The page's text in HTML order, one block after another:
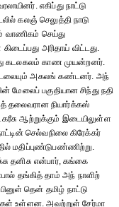
எகிப்து நாட்டு
கலஞ் செலுத்தி நாடு
வாணிகம் செய்து
அரிதாய் விட்டது.
கடலகலம் காண முயன்றனர்.
அகலங் கண்டனர். அந்
மேலைப் பகுதியான சிந்து நதி
தலைவரான நியார்க்கஸ்
ஆற்றுக்கும் இடையிலுள்ள
செல்வநிலை கிரேக்கர்
மதிப்புண்டுபண்ணிற்று.
தனிசு என்பார், கங்கை
தங்கித் தாம் அந் நாளிற்
தென் தமிழ் நாட்டு
உள்ளன. அவற்றுள் சேர்மா